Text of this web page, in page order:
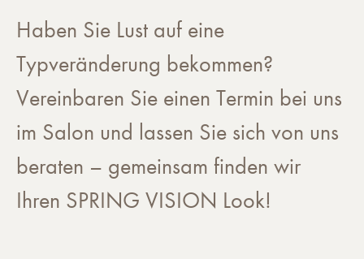
Haben Sie Lust auf eine
Typveränderung bekommen?
Vereinbaren Sie einen Termin bei uns
im Salon und lassen Sie sich von uns
beraten – gemeinsam finden wir
Ihren SPRING VISION Look!